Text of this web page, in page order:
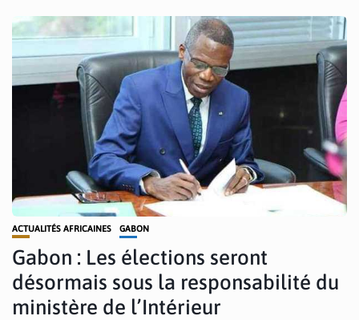
ACTUALITÉS AFRICAINES GABON
Gabon : Les élections seront
désormais sous la responsabilité du
ministère de l’Intérieur